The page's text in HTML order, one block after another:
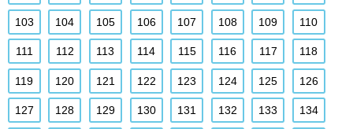
103 104 105 106 107 108 109 110
111 112 113 114 115 116 117 118
119 120 121 122 123 124 125 126
127 128 129 130 131 132 133 134